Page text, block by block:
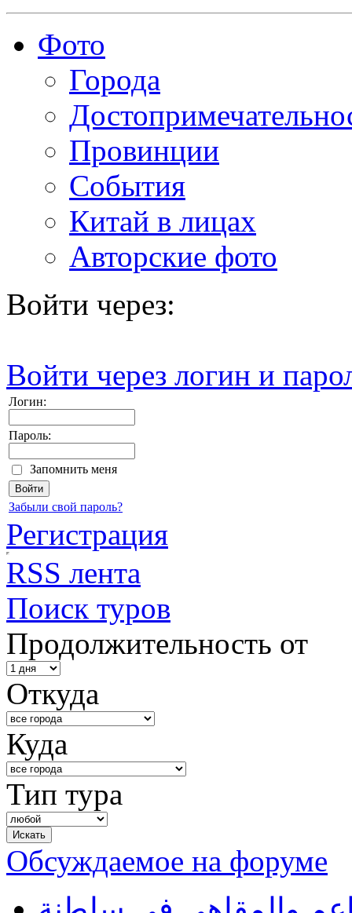
Фото
Города
Провинции
События
Китай в лицах
Авторские фото
Войти через:
Войти через логин и
Логин:
Пароль:
Запомнить меня
Забыли свой пароль?
Регистрация
RSS лента
Поиск туров
Продолжительность от
Откуда
Куда
Тип тура
Обсуждаемое на форуме